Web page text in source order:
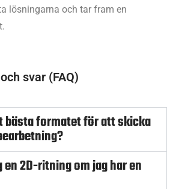
lösningarna och tar fram en
svar (FAQ)
bästa formatet för att skicka
en 2D-ritning om jag har en